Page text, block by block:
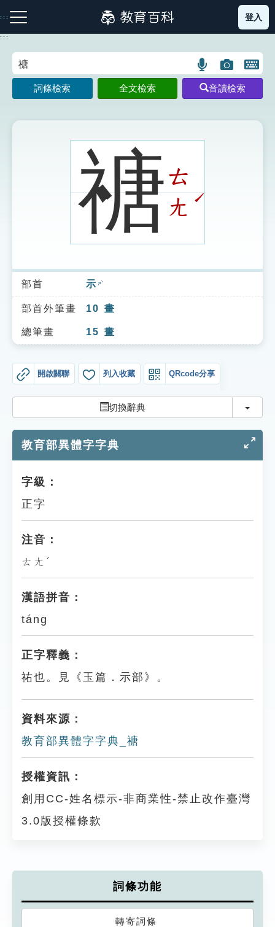
到
主
:::
注音索引圖示 筆畫索引圖示 部首索引表圖示
索引選單
知識索引
單字索引
貓頭鷹博士
登入
:::
語
言
搜
示
圖
片
搜
開
鍵
圖
詞條檢索 全文檢索 音讀檢索
禟ㄊ
ㄤˊ
部首 示 ㄕˋ
部首外筆畫 10 畫
總筆畫 15 畫
開啟關聯 列入收藏 QRcode分享
切換辭典 切換
教育部異體字字典
字級：
正字
注音：
ㄊㄤˊ
漢語拼音：
táng
正字釋義：
祐也。見《玉篇．示部》。
資料來源：
教育部異體字字典_禟
授權資訊：
創用CC-姓名標示-非商業性-禁止改作臺灣
3.0版授權條款
詞條功能
轉寄詞條